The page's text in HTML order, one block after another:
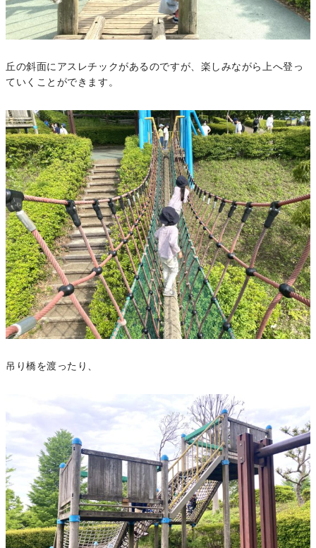
丘の斜面にアスレチックがあるのですが、楽しみながら上へ登っ
ていくことができます。
吊り橋を渡ったり、